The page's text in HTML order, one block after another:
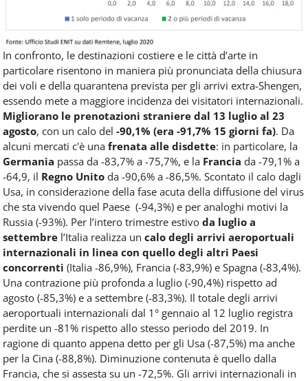
In confronto, le destinazioni costiere e le città d’arte in
particolare risentono in maniera più pronunciata della chiusura
dei voli e della quarantena prevista per gli arrivi extra-Shengen,
essendo mete a maggiore incidenza dei visitatori internazionali.
Migliorano le prenotazioni straniere dal 13 luglio al 23
agosto, con un calo del -90,1% (era -91,7% 15 giorni fa). Da
alcuni mercati c'è una frenata alle disdette: in particolare, la
Germania passa da -83,7% a -75,7%, e la Francia da -79,1% a
-64,9, il Regno Unito da -90,6% a -86,5%. Scontato il calo dagli
Usa, in considerazione della fase acuta della diffusione del virus
che sta vivendo quel Paese (-94,3%) e per analoghi motivi la
Russia (-93%). Per l’intero trimestre estivo da luglio a
settembre l’Italia realizza un calo degli arrivi aeroportuali
internazionali in linea con quello degli altri Paesi
concorrenti (Italia -86,9%), Francia (-83,9%) e Spagna (-83,4%).
Una contrazione più profonda a luglio (-90,4%) rispetto ad
agosto (-85,3%) e a settembre (-83,3%). Il totale degli arrivi
aeroportuali internazionali dal 1° gennaio al 12 luglio registra
perdite un -81% rispetto allo stesso periodo del 2019. In
ragione di quanto appena detto per gli Usa (-87,5%) ma anche
per la Cina (-88,8%). Diminuzione contenuta è quello dalla
Francia, che si assesta su un -72,5%. Gli arrivi internazionali in